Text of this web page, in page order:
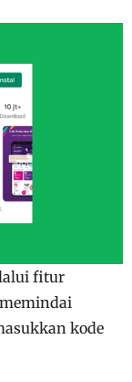
fitur
kode